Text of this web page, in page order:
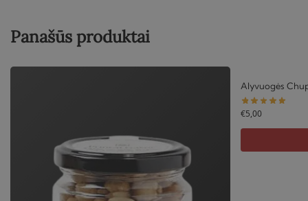
Panašūs produktai
Alyvuogės
€5,00